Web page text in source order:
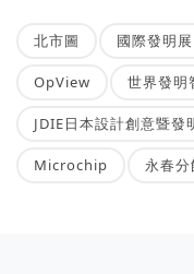
北市圖 國際發明展
OpView 世界發明
JDIE日本設計創意暨發
Microchip 永春分